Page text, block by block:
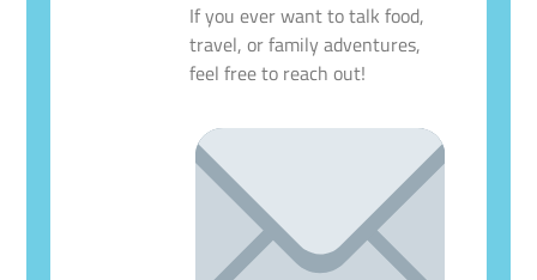
If you ever want to talk food,
travel, or family adventures,
feel free to reach out!